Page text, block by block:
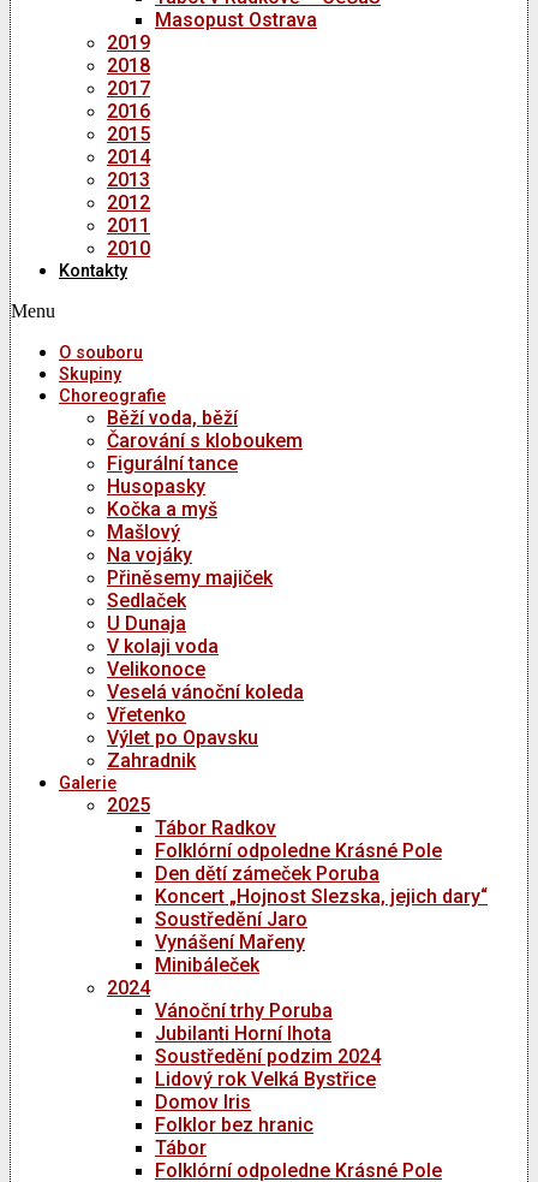
Masopust Ostrava
2019
2018
2017
2016
2015
2014
2013
2012
2011
2010
Kontakty
Menu
O souboru
Skupiny
Choreografie
Běží voda, běží
Čarování s kloboukem
Figurální tance
Husopasky
Kočka a myš
Mašlový
Na vojáky
Přiněsemy majiček
Sedlaček
U Dunaja
V kolaji voda
Velikonoce
Veselá vánoční koleda
Vřetenko
Výlet po Opavsku
Zahradnik
Galerie
2025
Tábor Radkov
Folklórní odpoledne Krásné Pole
Den dětí zámeček Poruba
Koncert „Hojnost Slezska, jejich dary“
Soustředění Jaro
Vynášení Mařeny
Minibáleček
2024
Vánoční trhy Poruba
Jubilanti Horní lhota
Soustředění podzim 2024
Lidový rok Velká Bystřice
Domov Iris
Folklor bez hranic
Tábor
Folklórní odpoledne Krásné Pole